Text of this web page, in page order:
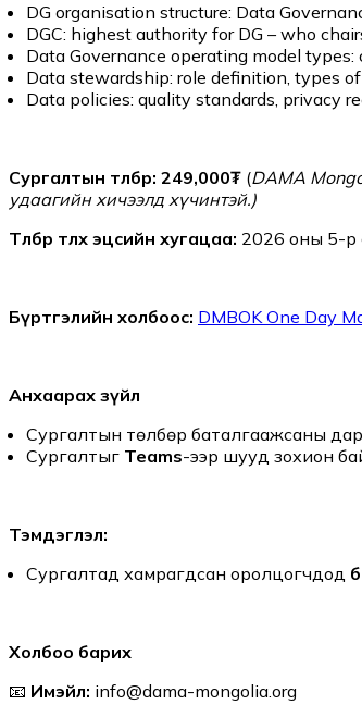
DG organisation structure: Data
DGC: highest authority for DG – who
Data Governance operating model
Data stewardship: role definition, types
Data policies: quality standards, privacy
Сургалтын төлбөр: 249,000₮ (DAMA
удаагийн хичээлд хүчинтэй.)
Төлбөр төлөх эцсийн хугацаа: 2026 оны 5-р
Бүртгэлийн холбоос: DMBOK One Day
Анхаарах зүйл
Сургалтын төлбөр баталгаажсаны
Сургалтыг Teams-ээр шууд зохион
Тэмдэглэл:
Сургалтад хамрагдсан оролцогчдод
Холбоо барих
📧 Имэйл: info@dama-mongolia.org